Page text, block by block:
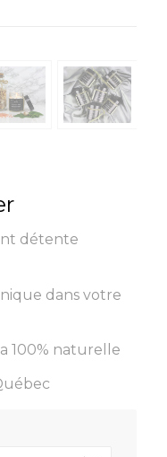
détente
dans votre
100% naturelle